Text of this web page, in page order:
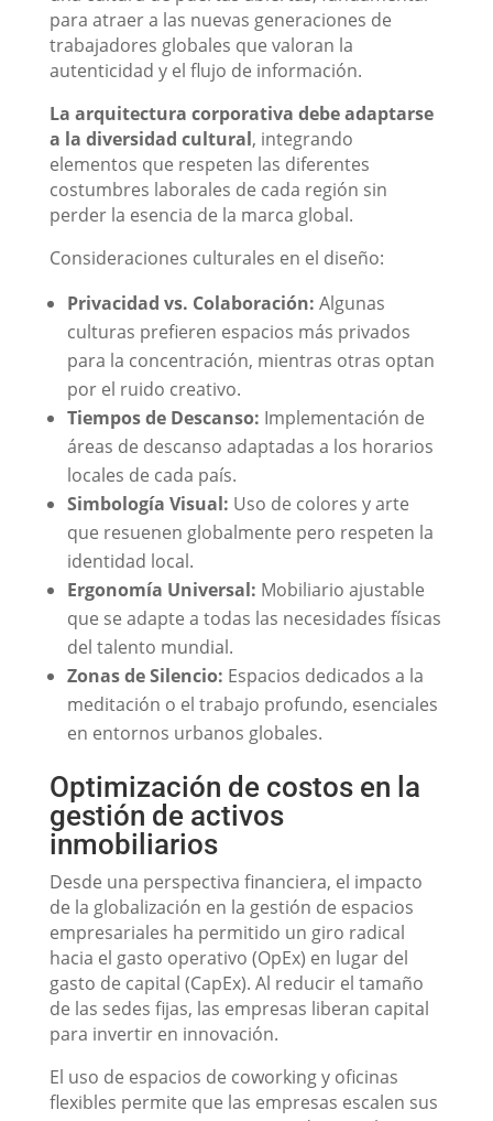
para atraer a las nuevas generaciones de
trabajadores globales que valoran la
autenticidad y el flujo de información.
La arquitectura corporativa debe adaptarse
a la diversidad cultural, integrando
elementos que respeten las diferentes
costumbres laborales de cada región sin
perder la esencia de la marca global.
Consideraciones culturales en el diseño:
Privacidad vs. Colaboración: Algunas
culturas prefieren espacios más privados
para la concentración, mientras otras optan
por el ruido creativo.
Tiempos de Descanso: Implementación de
áreas de descanso adaptadas a los horarios
locales de cada país.
Simbología Visual: Uso de colores y arte
que resuenen globalmente pero respeten la
identidad local.
Ergonomía Universal: Mobiliario ajustable
que se adapte a todas las necesidades físicas
del talento mundial.
Zonas de Silencio: Espacios dedicados a la
meditación o el trabajo profundo, esenciales
en entornos urbanos globales.
Optimización de costos en la
gestión de activos
inmobiliarios
Desde una perspectiva financiera, el impacto
de la globalización en la gestión de espacios
empresariales ha permitido un giro radical
hacia el gasto operativo (OpEx) en lugar del
gasto de capital (CapEx). Al reducir el tamaño
de las sedes fijas, las empresas liberan capital
para invertir en innovación.
El uso de espacios de coworking y oficinas
flexibles permite que las empresas escalen sus